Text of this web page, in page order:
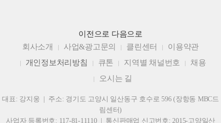
이전으로 다음으로
회사소개
사업&광고문의 클린센터
이용약관
개인정보처리방침
큐톤 지역별 채널번호
채용
오시는 길
대표: 강지웅 | 주소: 경기도 고양시 일산동구 호수로 596 (장항동 MBC드
림센터)
사업자 등록번호: 117-81-11110 | 통신판매업 신고번호: 2015-고양일산